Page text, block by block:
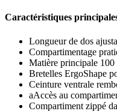
Caractéristiques
Longueur de dos
Compartimentage
Matière principale 100
Bretelles ErgoShape
Ceinture ventrale
aAccès au
Compartiment zippé